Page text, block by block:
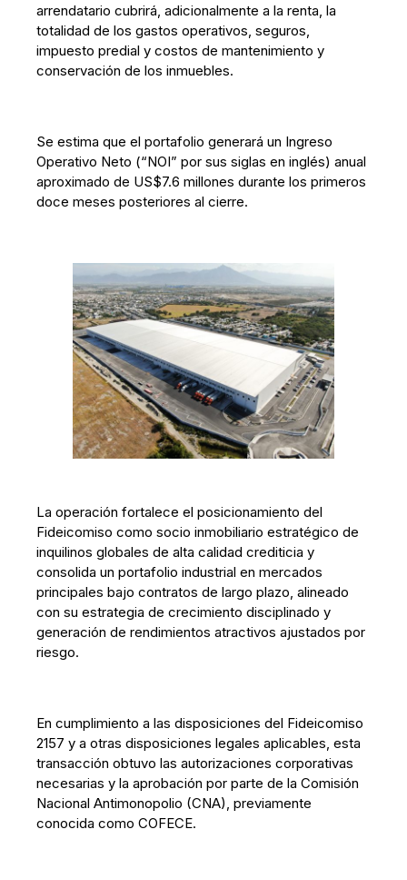
arrendatario cubrirá, adicionalmente a la renta, la
totalidad de los gastos operativos, seguros,
impuesto predial y costos de mantenimiento y
conservación de los inmuebles.
Se estima que el portafolio generará un Ingreso
Operativo Neto (“NOI” por sus siglas en inglés) anual
aproximado de US$7.6 millones durante los primeros
doce meses posteriores al cierre.
La operación fortalece el posicionamiento del
Fideicomiso como socio inmobiliario estratégico de
inquilinos globales de alta calidad crediticia y
consolida un portafolio industrial en mercados
principales bajo contratos de largo plazo, alineado
con su estrategia de crecimiento disciplinado y
generación de rendimientos atractivos ajustados por
riesgo.
En cumplimiento a las disposiciones del Fideicomiso
2157 y a otras disposiciones legales aplicables, esta
transacción obtuvo las autorizaciones corporativas
necesarias y la aprobación por parte de la Comisión
Nacional Antimonopolio (CNA), previamente
conocida como COFECE.